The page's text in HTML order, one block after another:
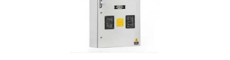
triangular o hexagonal Cuerpo de la
caja vertical u horizontal